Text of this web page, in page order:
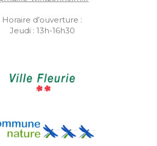
Horaire d’ouverture :
Jeudi : 13h-16h30